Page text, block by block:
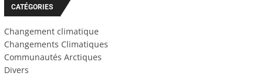
CATÉGORIES
Changement climatique
Changements Climatiques
Communautés Arctiques
Divers